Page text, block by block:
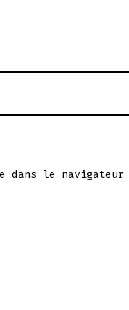
dans le navigateur